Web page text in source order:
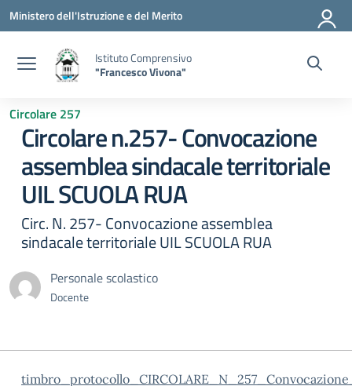
Vai ai contenuti
Vai al menu di navigazione
Vai al footer
Ministero dell'Istruzione e del Merito
Istituto Comprensivo
"Francesco Vivona"
Circolare 257
Circolare n.257- Convocazione
assemblea sindacale territoriale
UIL SCUOLA RUA
Circ. N. 257- Convocazione assemblea
sindacale territoriale UIL SCUOLA RUA
Personale scolastico
Docente